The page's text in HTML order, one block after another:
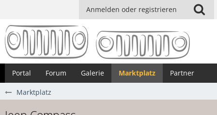
Anmelden oder registrieren
Portal Forum Galerie Marktplatz Partner
Marktplatz